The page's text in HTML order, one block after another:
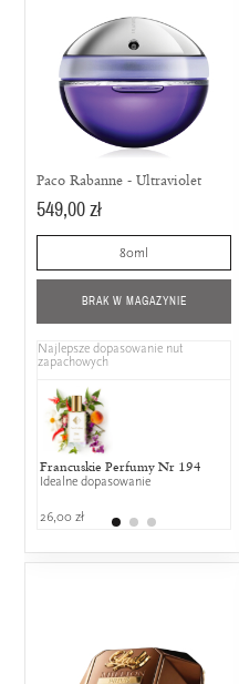
Paco Rabanne - Ultraviolet
549,00 zł
80ml
BRAK W MAGAZYNIE
Najlepsze dopasowanie nut
zapachowych
Francuskie Perfumy Nr 194
Idealne dopasowanie
26,00 zł